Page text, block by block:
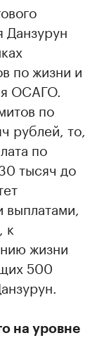
Данзурун
по жизни и
ОСАГО.
по
рублей, то,
по
тысяч до
выплатами,
к
жизни
500
на уровне